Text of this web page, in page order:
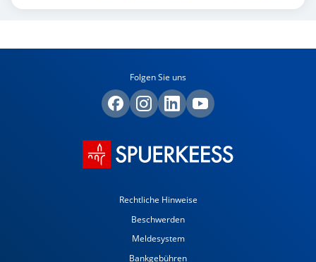
Folgen Sie uns
Rechtliche Hinweise
Beschwerden
Meldesystem
Bankgebühren